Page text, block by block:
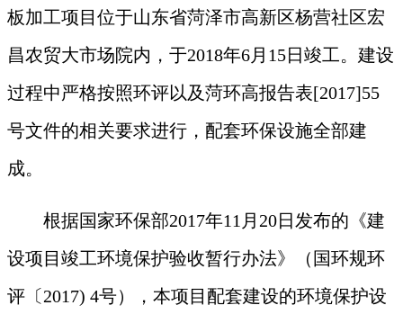
板加工项目 位于山东省菏泽市高新区杨营社区宏
昌农贸大市场院内 ，于2018年6月 15日竣工。建设
过程中严格按照环评以及菏环高报告表[2017]55
号文件的相关要求进行，配套环保设施全部建
成。
根据国家环保部2017年11月20日发布的《建
设项目竣工环境保护验收暂行办法》（国环规环
评〔2017) 4号），本项目配套建设的环境保护设